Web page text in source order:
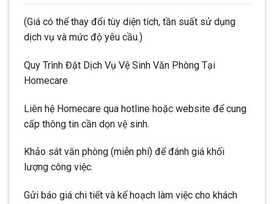
(Giá có thể thay đổi tùy diện tích, tần suất sử dụng
dịch vụ và mức độ yêu cầu.)
Quy Trình Đặt Dịch Vụ Vệ Sinh Văn Phòng Tại
Homecare
Liên hệ Homecare qua hotline hoặc website để cung
cấp thông tin cần dọn vệ sinh.
Khảo sát văn phòng (miễn phí) để đánh giá khối
lượng công việc.
Gửi báo giá chi tiết và kế hoạch làm việc cho khách